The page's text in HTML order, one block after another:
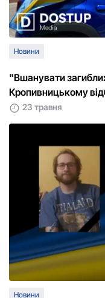
Новини
"Вшанувати
Кропивницькому
23 травня
Новини